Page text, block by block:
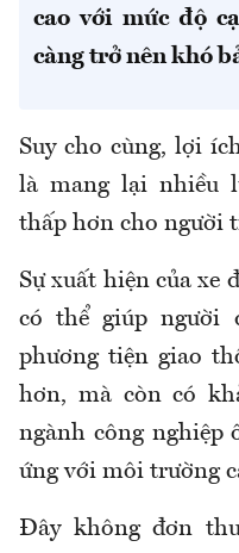
cao với mức độ
càng trở nên khó
Suy cho cùng, lợi
là mang lại nhiều
thấp hơn cho người
Sự xuất hiện của xe
có thể giúp người
phương tiện giao
hơn, mà còn có
ngành công
ứng với môi trường
Đây không đơn